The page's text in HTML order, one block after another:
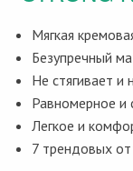
Мягкая
Безупречный
Не стягивает и
Равномерное и
Легкое и
7 трендовых